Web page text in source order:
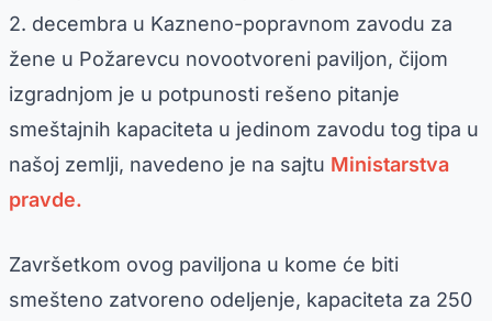
2. decembra u Kazneno-popravnom zavodu za
žene u Požarevcu novootvoreni paviljon, čijom
izgradnjom je u potpunosti rešeno pitanje
smeštajnih kapaciteta u jedinom zavodu tog tipa u
našoj zemlji, navedeno je na sajtu Ministarstva
pravde.
Završetkom ovog paviljona u kome će biti
smešteno zatvoreno odeljenje, kapaciteta za 250